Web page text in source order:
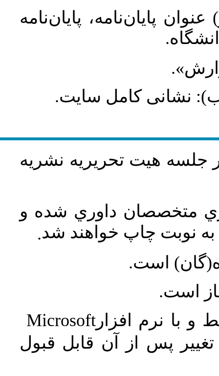
پایان‌نامه، پایان‌نامه
نشانی کامل سایت.
جلسه هيت تحريريه نشريه
متخصصان داوري شده و
نوبت چاپ خواهند شد.
است.
است.
و با نرم افزارMicrosoft
پس از آن قابل قبول